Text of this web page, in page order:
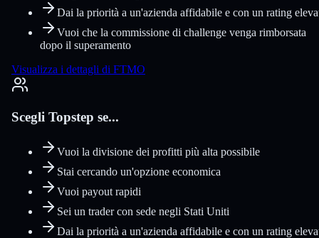
Dai la priorità a un'azienda affidabile e con un rating
Vuoi che la commissione di challenge venga rimborsata
dopo il superamento
Visualizza i dettagli di FTMO
Scegli Topstep se...
Vuoi la divisione dei profitti più alta possibile
Stai cercando un'opzione economica
Vuoi payout rapidi
Sei un trader con sede negli Stati Uniti
Dai la priorità a un'azienda affidabile e con un rating